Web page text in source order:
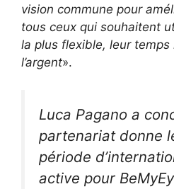
vision commune pour
tous ceux qui souhaitent
la plus flexible, leur
l’argent».
Luca Pagano a
partenariat donne
période
active pour